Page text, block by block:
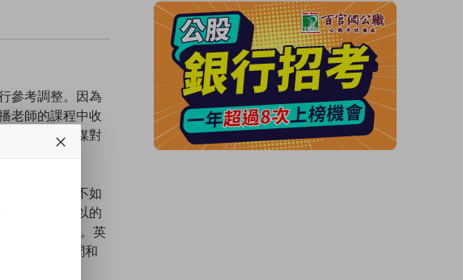
參考調整。因為
老師的課程中收
響、西方傳媒對
效用卻似乎不如
其關鍵，可以的
也都掌握了。英
讀Yahoo新聞和